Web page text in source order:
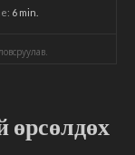
6 min.
өрсөлдөх